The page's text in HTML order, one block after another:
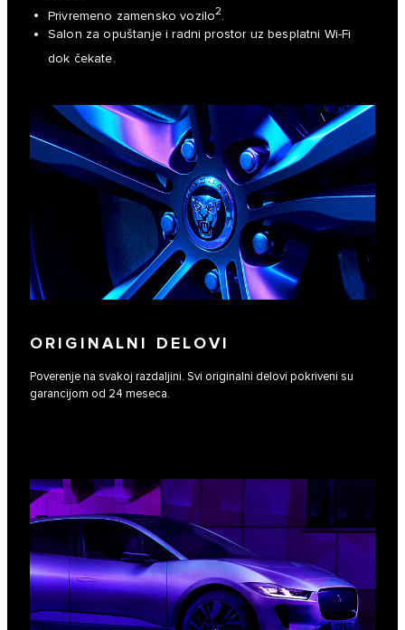
Privremeno zamensko vozilo2.
Salon za opuštanje i radni prostor uz besplatni Wi-Fi
dok čekate.
ORIGINALNI DELOVI
Poverenje na svakoj razdaljini. Svi originalni delovi pokriveni su
garancijom od 24 meseca.